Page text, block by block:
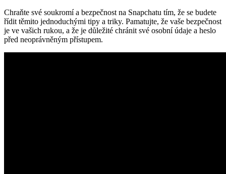
Chraňte své soukromí a bezpečnost na Snapchatu tím, že se budete
řídit těmito jednoduchými tipy a triky. Pamatujte, že vaše bezpečnost
je ve vašich rukou, a že je důležité chránit své osobní údaje a heslo
před neoprávněným přístupem.